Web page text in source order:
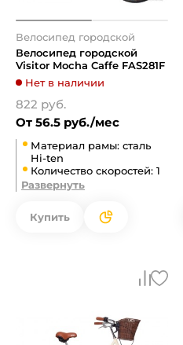
Велосипед городской
Велосипед городской
Visitor Mocha Caffe FAS281F
Нет в наличии
822 руб.
От 56.5 руб./мес
Материал рамы: сталь
Hi-ten
Количество скоростей: 1
Развернуть
Купить